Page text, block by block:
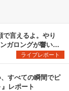
言えるよ。やり
ガロングが響いた
ト
ライブレポート
すべての瞬間でピ
レポート